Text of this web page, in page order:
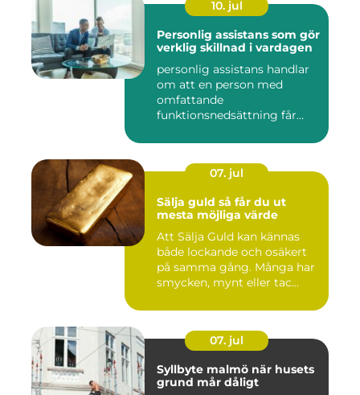
10. jul
Personlig assistans som gör
verklig skillnad i vardagen
personlig assistans handlar
om att en person med
omfattande
funktionsnedsättning får
07. jul
Sälja guld så får du ut
mesta möjliga värde
Att Sälja Guld kan kännas
både lockande och osäkert
på samma gång. Många har
smycken, mynt eller tac...
07. jul
Syllbyte malmö när husets
grund mår dåligt